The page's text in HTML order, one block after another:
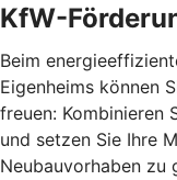
KfW-
Beim
Eigenheims können
freuen: Kombinieren
und setzen Sie Ihre
Neubauvorhaben zu